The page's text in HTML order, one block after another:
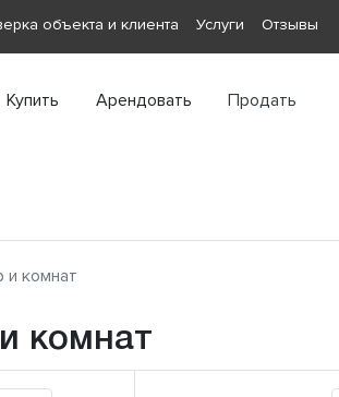
объекта и клиента Услуги Отзывы
Купить Арендовать Продать
и комнат
комнат